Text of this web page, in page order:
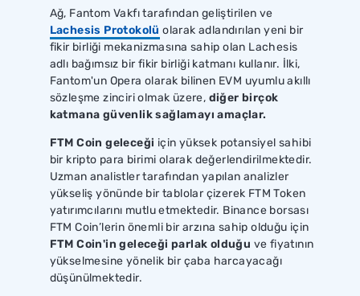
Ağ, Fantom Vakfı tarafından geliştirilen ve
Lachesis Protokolü olarak adlandırılan yeni bir
fikir birliği mekanizmasına sahip olan Lachesis
adlı bağımsız bir fikir birliği katmanı kullanır. İlki,
Fantom'un Opera olarak bilinen EVM uyumlu akıllı
sözleşme zinciri olmak üzere, diğer birçok
katmana güvenlik sağlamayı amaçlar.
FTM Coin geleceği için yüksek potansiyel sahibi
bir kripto para birimi olarak değerlendirilmektedir.
Uzman analistler tarafından yapılan analizler
yükseliş yönünde bir tablolar çizerek FTM Token
yatırımcılarını mutlu etmektedir. Binance borsası
FTM Coin’lerin önemli bir arzına sahip olduğu için
FTM Coin'in geleceği parlak olduğu ve fiyatının
yükselmesine yönelik bir çaba harcayacağı
düşünülmektedir.